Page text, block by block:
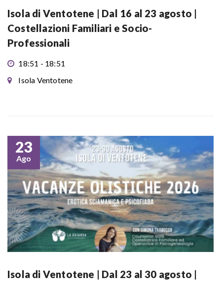
Isola di Ventotene | Dal 16 al 23 agosto |
Costellazioni Familiari e Socio-
Professionali
18:51 - 18:51
Isola Ventotene
23
Ago
Isola di Ventotene | Dal 23 al 30 agosto |